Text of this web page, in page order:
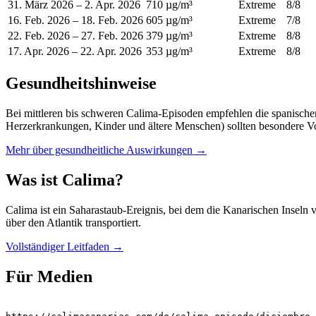
31. März 2026 – 2. Apr. 2026 710 µg/m³ Extreme 8/8
16. Feb. 2026 – 18. Feb. 2026 605 µg/m³ Extreme 7/8
22. Feb. 2026 – 27. Feb. 2026 379 µg/m³ Extreme 8/8
17. Apr. 2026 – 22. Apr. 2026 353 µg/m³ Extreme 8/8
Gesundheitshinweise
Bei mittleren bis schweren Calima-Episoden empfehlen die
Herzerkrankungen, Kinder und ältere Menschen) sollten besondere
Mehr über gesundheitliche Auswirkungen →
Was ist Calima?
Calima ist ein Saharastaub-Ereignis, bei dem die Kanarischen
über den Atlantik transportiert.
Vollständiger Leitfaden →
Für Medien